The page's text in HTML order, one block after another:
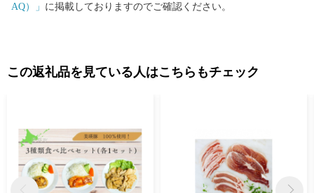
AQ）」 に掲載しておりますのでご確認ください。
この返礼品を見ている人はこちらもチェック